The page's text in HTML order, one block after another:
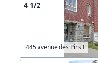
4 1/2
445 avenue des Pins E